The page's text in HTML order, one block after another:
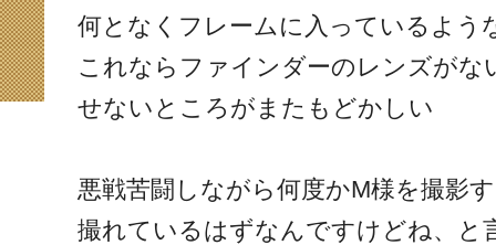
何となくフレームに入っているよう
これならファインダーのレンズがな
せないところがまたもどかしい
悪戦苦闘しながら何度かM様を撮影
撮れているはずなんですけどね、と